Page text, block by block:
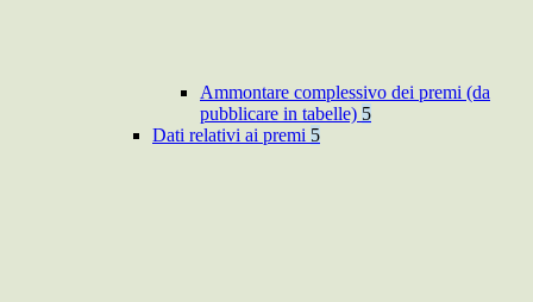
Ammontare complessivo dei premi (da
pubblicare in tabelle) 5
Dati relativi ai premi 5